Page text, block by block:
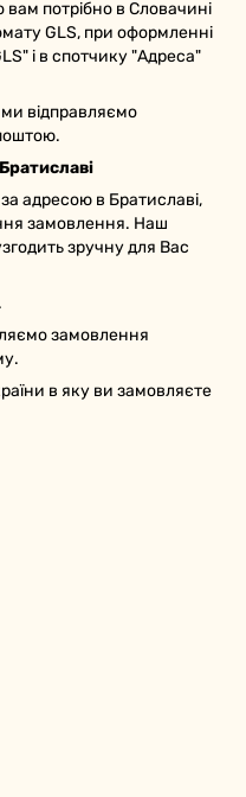
вам потрібно в Словачині
GLS, при оформленні
і в спотчику "Адреса"
відправляємо
адресою в Братиславі,
замовлення. Наш
зручну для Вас
замовлення
в яку ви замовляєте